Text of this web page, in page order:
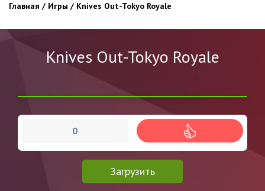
Главная / Игры / Knives Out-Tokyo Royale
Knives Out-Tokyo Royale
Загрузить
0